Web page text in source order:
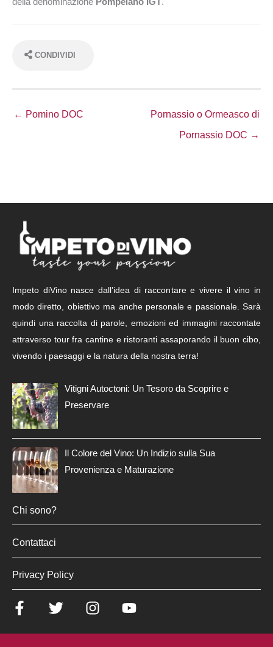
CONDIVIDI
← Pomino DOC
Pornassio o Ormeasco di
Pornassio DOC →
Impeto diVino nasce dall’idea di raccontare e vivere il vino in
modo diretto, obiettivo ma anche personale e passionale. Sarà
quindi una raccolta di parole, emozioni ed immagini raccontate
attraverso tour fra cantine e ristoranti assaporando il buon cibo,
vivendo i paesaggi e la natura della nostra terra!
Vitigni Autoctoni: Un Tesoro da Scoprire e
Preservare
Il Colore del Vino: Un Indizio sulla Sua
Provenienza e Maturazione
Chi sono?
Contattaci
Privacy Policy